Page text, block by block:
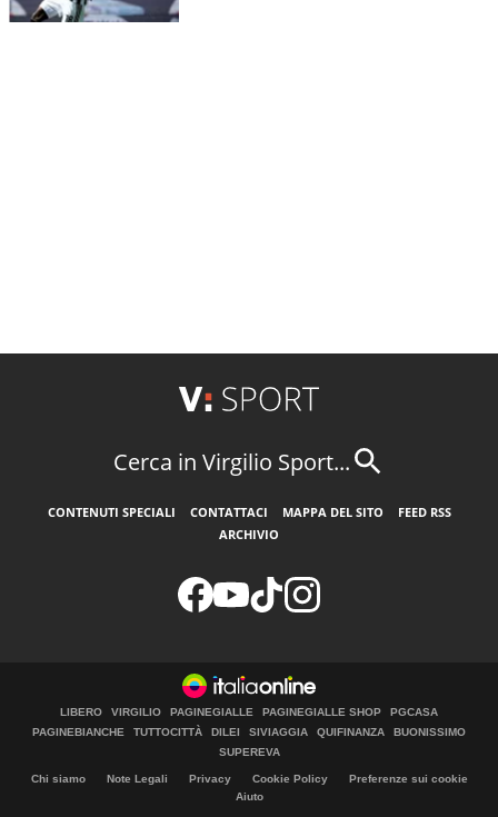
Cerca in Virgilio Sport...
CONTENUTI SPECIALI CONTATTACI MAPPA DEL SITO
FEED RSS
ARCHIVIO
LIBERO VIRGILIO PAGINEGIALLE PAGINEGIALLE SHOP
PGCASA
PAGINEBIANCHE
TUTTOCITTÀ DILEI SIVIAGGIA QUIFINANZA
BUONISSIMO
SUPEREVA
Chi siamo Note Legali Privacy Cookie Policy
Preferenze sui cookie
Aiuto